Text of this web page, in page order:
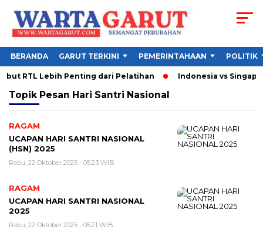
BERANDA GARUT TERKINI PEMERINTAHAAN POLITIK
RTL Lebih Penting dari Pelatihan Indonesia vs
Topik Pesan Hari Santri Nasional
RAGAM
UCAPAN HARI SANTRI NASIONAL
(HSN) 2025
Rabu, 22 Oktober 2025 - 05:23 WIB
RAGAM
UCAPAN HARI SANTRI NASIONAL
2025
Rabu, 22 Oktober 2025 - 05:21 WIB